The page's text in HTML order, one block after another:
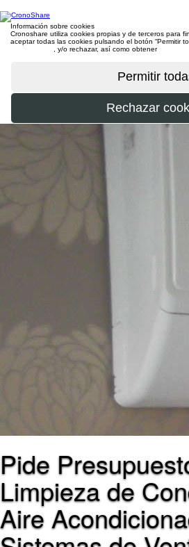
Información sobre cookies
Cronoshare utiliza cookies propias y de terceros para
aceptar todas las cookies pulsando el botón “Permitir
, y/o rechazar, así como obtener
Pide
Limpieza de
Aire